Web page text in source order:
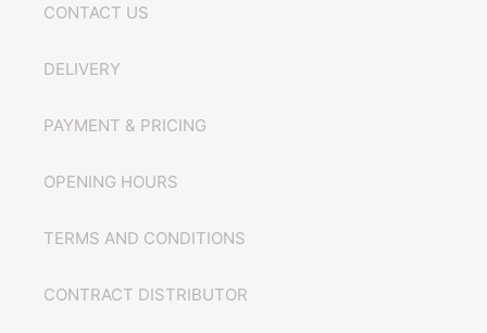
CONTACT US
DELIVERY
PAYMENT & PRICING
OPENING HOURS
TERMS AND CONDITIONS
CONTRACT DISTRIBUTOR